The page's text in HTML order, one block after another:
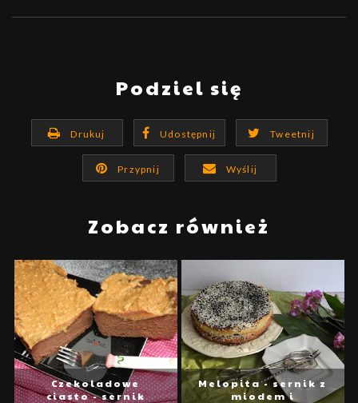
Podziel się
Drukuj Udostępnij Tweetnij
Przypnij Wyślij
Zobacz również
Czekoladowe
ciasto - sernik
Melopita - sernik z
miodem i